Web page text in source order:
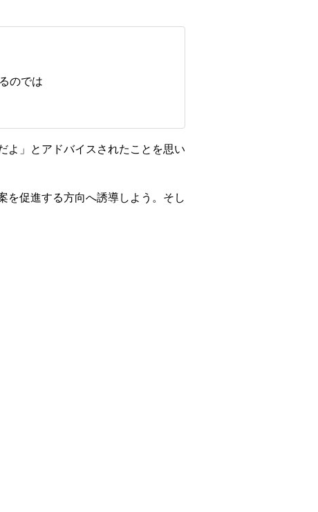
のでは
よ」とアドバイスされたことを思い
を促進する方向へ誘導しよう。そし